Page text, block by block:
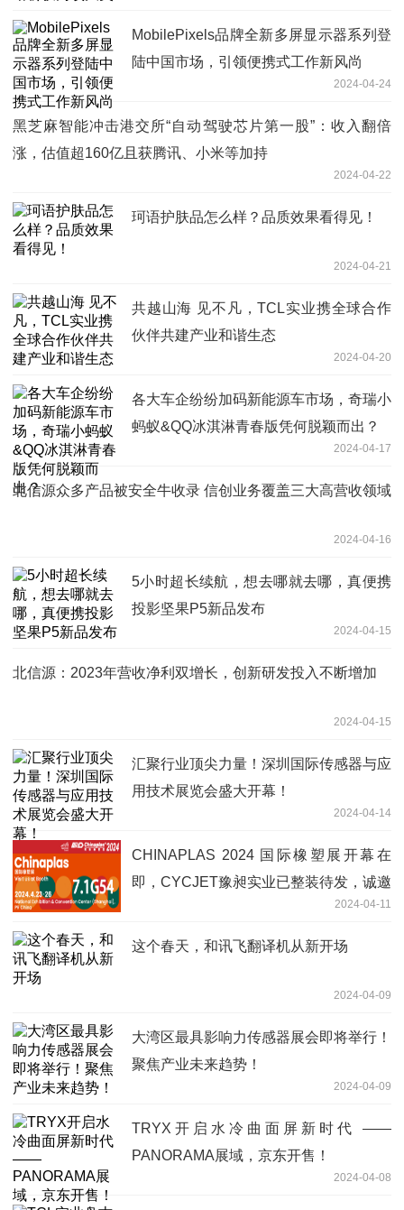
MobilePixels品牌全新多屏显示器系列登
陆中国市场，引领便携式工作新风尚
2024-04-24
黑芝麻智能冲击港交所“自动驾驶芯片第一股”：收入翻倍
涨，估值超160亿且获腾讯、小米等加持
2024-04-22
珂语护肤品怎么样？品质效果看得见！
2024-04-21
共越山海 见不凡，TCL实业携全球合作
伙伴共建产业和谐生态
2024-04-20
各大车企纷纷加码新能源车市场，奇瑞小
蚂蚁&QQ冰淇淋青春版凭何脱颖而出？
2024-04-17
北信源众多产品被安全牛收录 信创业务覆盖三大高营收领域
2024-04-16
5小时超长续航，想去哪就去哪，真便携
投影坚果P5新品发布
2024-04-15
北信源：2023年营收净利双增长，创新研发投入不断增加
2024-04-15
汇聚行业顶尖力量！深圳国际传感器与应
用技术展览会盛大开幕！
2024-04-14
CHINAPLAS 2024 国际橡塑展开幕在
即，CYCJET豫昶实业已整装待发，诚邀
2024-04-11
这个春天，和讯飞翻译机从新开场
2024-04-09
大湾区最具影响力传感器展会即将举行！
聚焦产业未来趋势！
2024-04-09
TRYX开启水冷曲面屏新时代 ——
PANORAMA展域，京东开售！
2024-04-08